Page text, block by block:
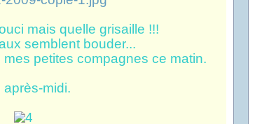
mais quelle grisaille !!!
semblent bouder...
petites compagnes ce matin.
après-midi.